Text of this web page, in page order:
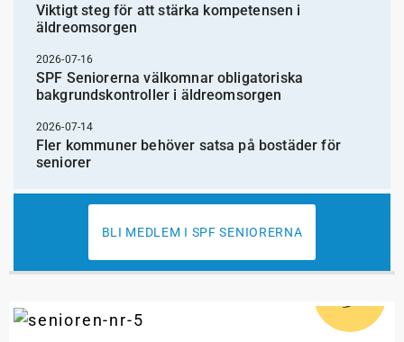
Viktigt steg för att stärka kompetensen i
äldreomsorgen
2026-07-16
SPF Seniorerna välkomnar obligatoriska
bakgrundskontroller i äldreomsorgen
2026-07-14
Fler kommuner behöver satsa på bostäder för
seniorer
BLI MEDLEM I SPF SENIORERNA
5